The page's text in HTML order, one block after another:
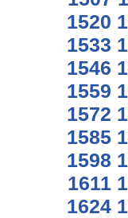
1520
1533
1546
1559
1572
1585
1598
1611
1624